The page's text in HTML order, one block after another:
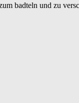
badteln und zu